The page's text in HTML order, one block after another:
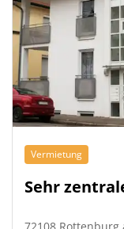
Vermietung
Sehr